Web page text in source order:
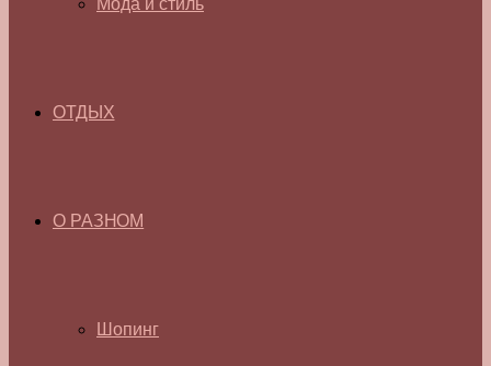
Мода и стиль
ОТДЫХ
О РАЗНОМ
Шопинг